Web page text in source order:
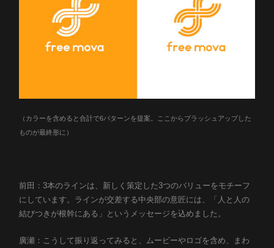
（カラーを含めると合計で6パターンを提案。ここからブラッシュアップした
ものが最終形に）
前田：3本のラインは、新しく策定した3つのバリューをモチーフ
にしています。ラインが交差する中央部の意匠には、「人と人の
結びつきが根幹にある」というメッセージを込めました。
廣瀬：こうして振り返ってみると、ムービーやロゴを含め、まわ